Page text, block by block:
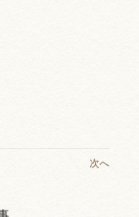
次へ